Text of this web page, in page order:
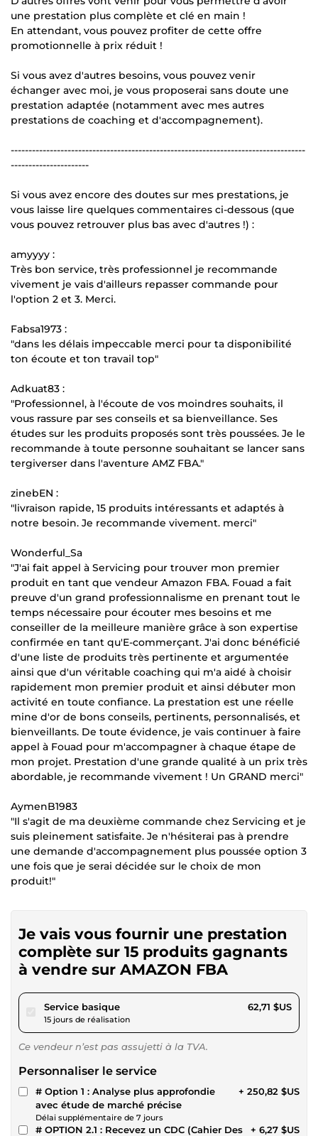
une prestation plus complète et clé en main !
En attendant, vous pouvez profiter de cette offre
promotionnelle à prix réduit !
Si vous avez d'autres besoins, vous pouvez venir
échanger avec moi, je vous proposerai sans doute une
prestation adaptée (notamment avec mes autres
prestations de coaching et d'accompagnement).
-----------------------------------------------------------------------------------
----------------------
Si vous avez encore des doutes sur mes prestations, je
vous laisse lire quelques commentaires ci-dessous (que
vous pouvez retrouver plus bas avec d'autres !) :
amyyyy :
Très bon service, très professionnel je recommande
vivement je vais d'ailleurs repasser commande pour
l'option 2 et 3. Merci.
Fabsa1973 :
"dans les délais impeccable merci pour ta disponibilité
ton écoute et ton travail top"
Adkuat83 :
"Professionnel, à l'écoute de vos moindres souhaits, il
vous rassure par ses conseils et sa bienveillance. Ses
études sur les produits proposés sont très poussées. Je le
recommande à toute personne souhaitant se lancer sans
tergiverser dans l'aventure AMZ FBA."
zinebEN :
"livraison rapide, 15 produits intéressants et adaptés à
notre besoin. Je recommande vivement. merci"
Wonderful_Sa
"J'ai fait appel à Servicing pour trouver mon premier
produit en tant que vendeur Amazon FBA. Fouad a fait
preuve d'un grand professionnalisme en prenant tout le
temps nécessaire pour écouter mes besoins et me
conseiller de la meilleure manière grâce à son expertise
confirmée en tant qu'E-commerçant. J'ai donc bénéficié
d'une liste de produits très pertinente et argumentée
ainsi que d'un véritable coaching qui m'a aidé à choisir
rapidement mon premier produit et ainsi débuter mon
activité en toute confiance. La prestation est une réelle
mine d'or de bons conseils, pertinents, personnalisés, et
bienveillants. De toute évidence, je vais continuer à faire
appel à Fouad pour m'accompagner à chaque étape de
mon projet. Prestation d'une grande qualité à un prix très
abordable, je recommande vivement ! Un GRAND merci"
AymenB1983
"Il s'agit de ma deuxième commande chez Servicing et je
suis pleinement satisfaite. Je n'hésiterai pas à prendre
une demande d'accompagnement plus poussée option 3
une fois que je serai décidée sur le choix de mon
produit!"
Je vais vous fournir une prestation
complète sur 15 produits gagnants
à vendre sur AMAZON FBA
Service basiquepour 57,79 $US
15 jours de réalisation
62,71 $US
Ce vendeur n’est pas assujetti à la TVA.
Personnaliser le service
# Option 1 : Analyse plus approfondie
avec étude de marché précise
Délai supplémentaire de 7 jours
+ 250,82 $US
# OPTION 2.1 : Recevez un CDC (Cahier Des
+ 6,27 $US